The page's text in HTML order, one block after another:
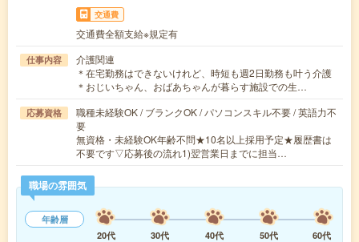
交通費
交通費全額支給※規定有
仕事内容
介護関連
＊在宅勤務はできないけれど、時短も週2日勤務も叶う介護
＊おじいちゃん、おばあちゃんが暮らす施設での生…
応募資格
職種未経験OK / ブランクOK / パソコンスキル不要 / 英語力不
要
無資格・未経験OK年齢不問★10名以上採用予定★履歴書は
不要です▽応募後の流れ1)翌営業日までに担当…
職場の雰囲気
年齢層
20代
30代 40代 50代
60代